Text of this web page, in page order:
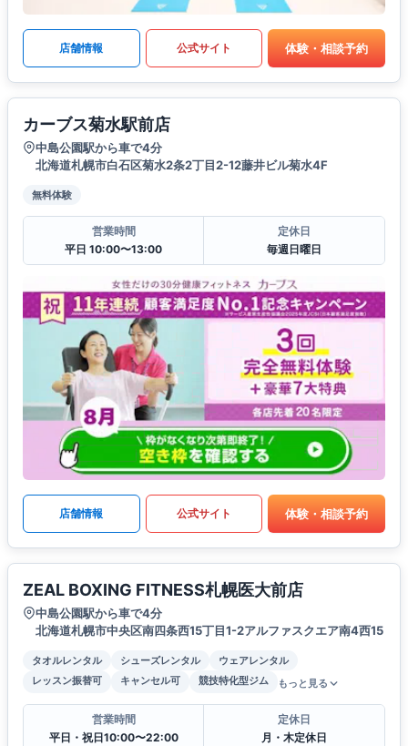
店舗情報 公式サイト 体験・相談予約
カーブス菊水駅前店
中島公園駅から車で4分
北海道札幌市白石区菊水2条2丁目2-12藤井ビル菊水4F
無料体験
営業時間
平日 10:00〜13:00
定休日
毎週日曜日
店舗情報 公式サイト 体験・相談予約
ZEAL BOXING FITNESS札幌医大前店
中島公園駅から車で4分
北海道札幌市中央区南四条西15丁目1-2アルファスクエア南4西15
タオルレンタル シューズレンタル
ウェアレンタル
レッスン振替可
キャンセル可 競技特化型ジム もっと見る
営業時間
平日・祝日10:00〜22:00
定休日
月・木定休日